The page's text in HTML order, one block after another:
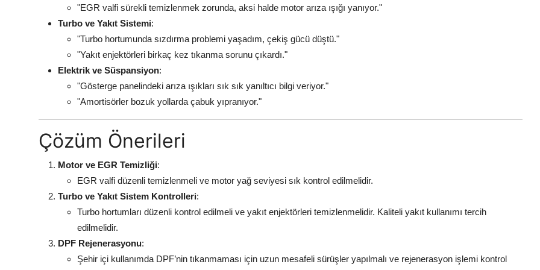
"EGR valfi sürekli temizlenmek zorunda, aksi halde motor arıza ışığı yanıyor."
Turbo ve Yakıt Sistemi:
"Turbo hortumunda sızdırma problemi yaşadım, çekiş gücü düştü."
"Yakıt enjektörleri birkaç kez tıkanma sorunu çıkardı."
Elektrik ve Süspansiyon:
"Gösterge panelindeki arıza ışıkları sık sık yanıltıcı bilgi veriyor."
"Amortisörler bozuk yollarda çabuk yıpranıyor."
Çözüm Önerileri
Motor ve EGR Temizliği:
EGR valfi düzenli temizlenmeli ve motor yağ seviyesi sık kontrol edilmelidir.
Turbo ve Yakıt Sistem Kontrolleri:
Turbo hortumları düzenli kontrol edilmeli ve yakıt enjektörleri temizlenmelidir. Kaliteli yakıt kullanımı tercih
edilmelidir.
DPF Rejenerasyonu:
Şehir içi kullanımda DPF’nin tıkanmaması için uzun mesafeli sürüşler yapılmalı ve rejenerasyon işlemi kontrol